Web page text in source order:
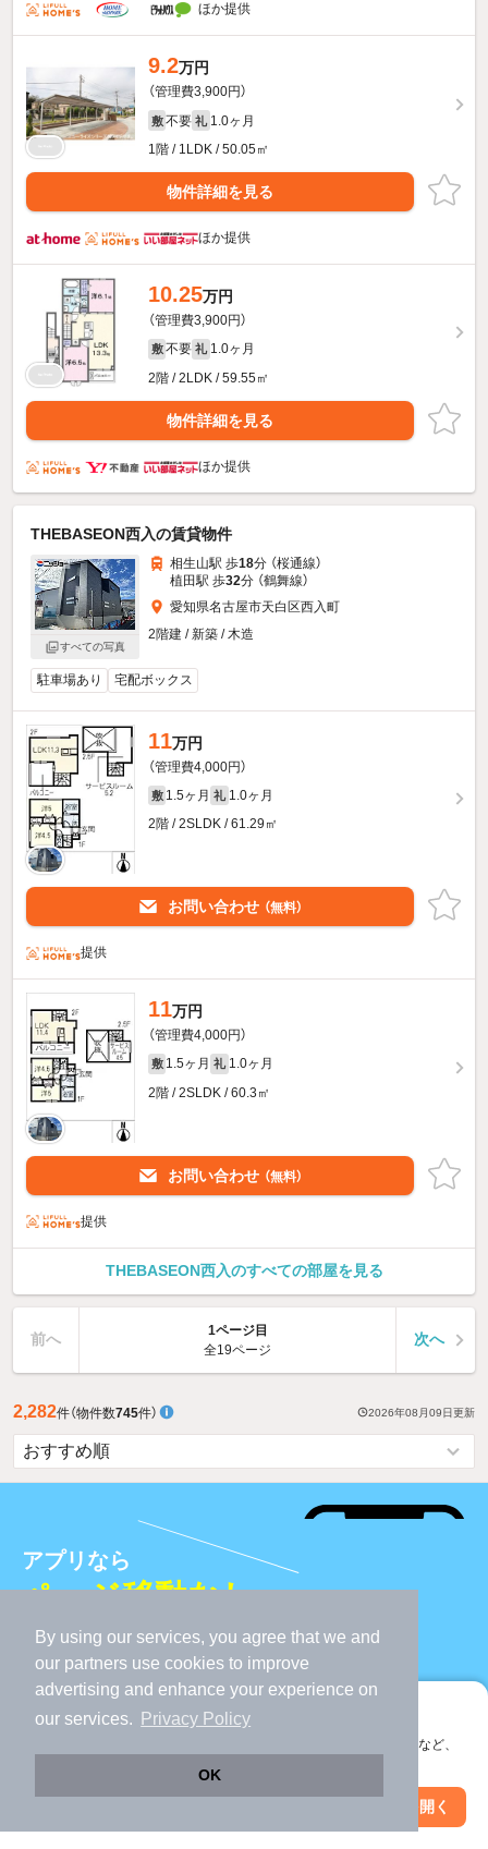
By using our services, you agree that we and
our partners use cookies to improve
advertising and enhance your experience on
our services.
Privacy Policy
OK
アプリに切り替えて、サクサクお部屋探し
会員登録なしですぐ使える。マップ検索やお気に入り保存など、
アプリを開く
ほか提供
9.2万円
（管理費3,900円）
敷 不要 礼 1.0ヶ月
1階 / 1LDK / 50.05㎡
物件詳細を見る
ほか提供
10.25万円
（管理費3,900円）
敷 不要 礼 1.0ヶ月
2階 / 2LDK / 59.55㎡
物件詳細を見る
ほか提供
THEBASEON西入の賃貸物件
すべての写真
相生山駅 歩18分 （桜通線）
植田駅 歩32分 （鶴舞線）
愛知県名古屋市天白区西入町
2階建 / 新築 / 木造
駐車場あり 宅配ボックス
11万円
（管理費4,000円）
敷 1.5ヶ月 礼 1.0ヶ月
2階 / 2SLDK / 61.29㎡
お問い合わせ （無料）
提供
11万円
（管理費4,000円）
敷 1.5ヶ月 礼 1.0ヶ月
2階 / 2SLDK / 60.3㎡
お問い合わせ （無料）
提供
THEBASEON西入のすべての部屋を見る
前へ
1ページ目
全19ページ
次へ
2,282件（物件数745件） 2026年08月09日更新
アプリなら
ページ移動なし
物件をサクサク探せる！
アプリをダウンロード
絞り込み条件を変更